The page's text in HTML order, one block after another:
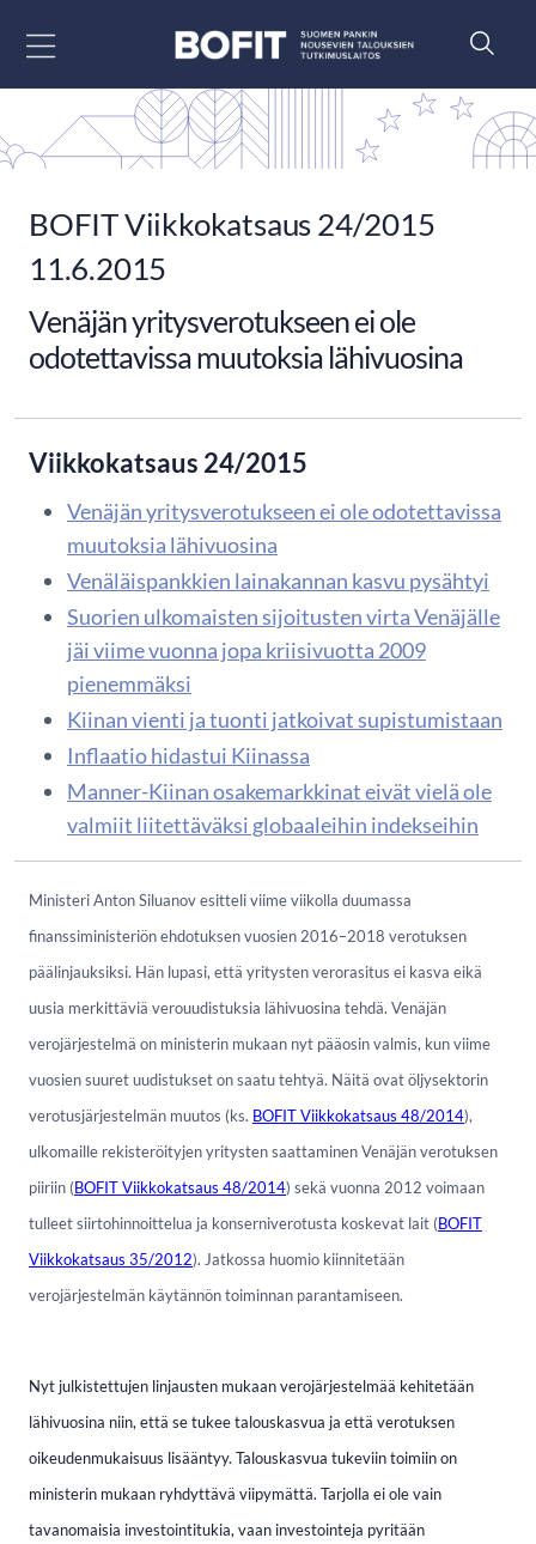
BOFIT Viikkokatsaus 24/2015
11.6.2015
Venäjän yritysverotukseen ei ole
odotettavissa muutoksia lähivuosina
Viikkokatsaus 24/2015
Venäjän yritysverotukseen ei ole odotettavissa
muutoksia lähivuosina
Venäläispankkien lainakannan kasvu pysähtyi
Suorien ulkomaisten sijoitusten virta Venäjälle
jäi viime vuonna jopa kriisivuotta 2009
pienemmäksi
Kiinan vienti ja tuonti jatkoivat supistumistaan
Inflaatio hidastui Kiinassa
Manner-Kiinan osakemarkkinat eivät vielä ole
valmiit liitettäväksi globaaleihin indekseihin
Ministeri Anton Siluanov esitteli viime viikolla duumassa
finanssiministeriön ehdotuksen vuosien 2016–2018 verotuksen
päälinjauksiksi. Hän lupasi, että yritysten verorasitus ei kasva eikä
uusia merkittäviä verouudistuksia lähivuosina tehdä. Venäjän
verojärjestelmä on ministerin mukaan nyt pääosin valmis, kun viime
vuosien suuret uudistukset on saatu tehtyä. Näitä ovat öljysektorin
verotusjärjestelmän muutos (ks. BOFIT Viikkokatsaus 48/2014),
ulkomaille rekisteröityjen yritysten saattaminen Venäjän verotuksen
piiriin (BOFIT Viikkokatsaus 48/2014) sekä vuonna 2012 voimaan
tulleet siirtohinnoittelua ja konserniverotusta koskevat lait (BOFIT
Viikkokatsaus 35/2012). Jatkossa huomio kiinnitetään
verojärjestelmän käytännön toiminnan parantamiseen.
Nyt julkistettujen linjausten mukaan verojärjestelmää kehitetään
lähivuosina niin, että se tukee talouskasvua ja että verotuksen
oikeudenmukaisuus lisääntyy. Talouskasvua tukeviin toimiin on
ministerin mukaan ryhdyttävä viipymättä. Tarjolla ei ole vain
tavanomaisia investointitukia, vaan investointeja pyritään